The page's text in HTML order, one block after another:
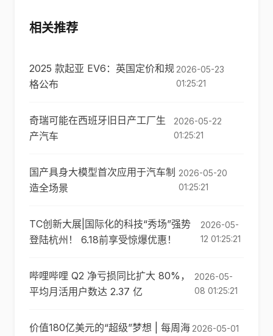
相关推荐
2025 款起亚 EV6：英国定价和规
格公布
2026-05-23
01:25:21
奇瑞可能在西班牙旧日产工厂生
产汽车
2026-05-22
01:25:21
国产具身大模型首次应用于汽车制
造全场景
2026-05-20
01:25:21
TC创新大展|国际化的科技“秀场”强势
登陆杭州！ 6.18前享受惊爆优惠！
2026-05-
12 01:25:21
哔哩哔哩 Q2 净亏损同比扩大 80%，
平均月活用户数达 2.37 亿
2026-05-
08 01:25:21
价值180亿美元的“超级”梦想 | 每周海 2026-05-01